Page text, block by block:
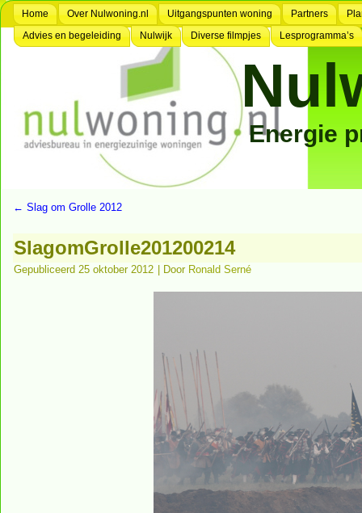
Home Over Nulwoning.nl Uitgangspunten woning Partners
Advies en begeleiding
Nulwijk Diverse filmpjes Lesprogramma’s
Energie
← Slag om Grolle 2012
SlagomGrolle201200214
Gepubliceerd 25 oktober 2012 Door Ronald Serné